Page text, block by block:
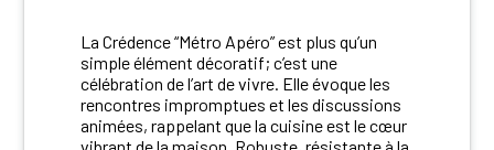
La Crédence “Métro Apéro” est plus qu’un
simple élément décoratif; c’est une
célébration de l’art de vivre. Elle évoque les
rencontres impromptues et les discussions
animées, rappelant que la cuisine est le cœur